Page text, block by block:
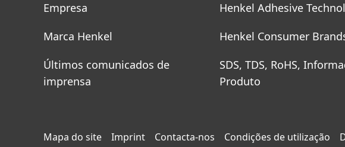
Empresa
Marca Henkel
Últimos comunicados de
imprensa
Henkel Adhesive
Henkel Consumer
SDS, TDS, RoHS,
Produto
Mapa do site Imprint Contacta-nos Condições de utilização